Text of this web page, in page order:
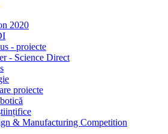
2020
- proiecte
- Science Direct
proiecte
& Manufacturing Competition